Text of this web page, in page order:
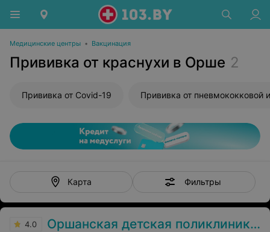
Медицинские центры • Вакцинация
Прививка от краснухи в Орше 2
Прививка от Covid-19
Карта Фильтры
4.0 Оршанская детская поликлиника №2